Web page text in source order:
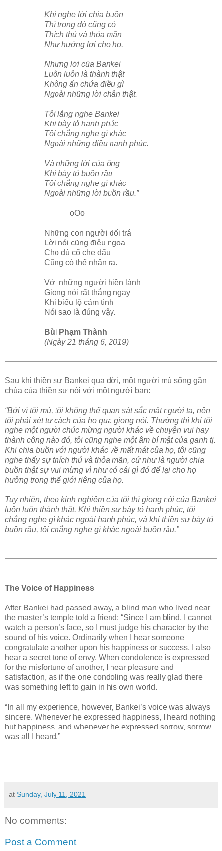
Khi nghe lời chia buồn
Thì trong đó cũng có
Thích thú và thỏa mãn
Như hưởng lợi cho họ.
Nhưng lời của Bankei
Luôn luôn là thành thật
Không ẩn chứa điều gì
Ngoài những lời chân thật.
Tôi lắng nghe Bankei
Khi bày tỏ hạnh phúc
Tôi chẳng nghe gì khác
Ngoài những điều hạnh phúc.
Và những lời của ông
Khi bày tỏ buồn rầu
Tôi chẳng nghe gì khác
Ngoài những lời buồn rầu.”
oOo
Những con người dối trá
Lời nói cũng điêu ngoa
Cho dù cố che dấu
Cũng có thể nhận ra.
Với những người hiền lành
Giọng nói rất thẳng ngay
Khi biểu lộ cảm tình
Nói sao là đúng vậy.
Bùi Phạm Thành
(Ngày 21 tháng 6, 2019)
Sau khi thiền sư Bankei qua đời, một người mù sống gần
chùa của thiền sư nói với một người bạn:
“Bởi vì tôi mù, tôi không thể quan sát sắc mặt người ta, nên
tôi phải xét tư cách của họ qua giọng nói. Thường thì khi tôi
nghe một người chúc mừng người khác về chuyện vui hay
thành công nào đó, tôi cũng nghe một âm bí mật của ganh tị.
Khi chia buồn với người khác về mất mát của họ, tôi cũng
nghe thấy sự thích thú và thỏa mãn, cứ như là người chia
buồn thật sự vui mừng vì như có cái gì đó để lại cho họ
hưởng trong thế giới riêng của họ.
Tuy nhiên, theo kinh nghiệm của tôi thì giọng nói của Bankei
luôn luôn thành thật. Khi thiền sư bày tỏ hạnh phúc, tôi
chẳng nghe gì khác ngoài hạnh phúc, và khi thiền sư bày tỏ
buồn rầu, tôi chẳng nghe gì khác ngoài buồn rầu.”
The Voice of Happiness
After Bankei had passed away, a blind man who lived near
the master’s temple told a friend: “Since I am blind, I cannot
watch a person’s face, so I must judge his character by the
sound of his voice. Ordinarily when I hear someone
congratulate another upon his happiness or success, I also
hear a secret tone of envy. When condolence is expressed
for the misfortune of another, I hear pleasure and
satisfaction, as if the one condoling was really glad there
was something left to gain in his own world.
“In all my experience, however, Bankei’s voice was always
sincere. Whenever he expressed happiness, I heard nothing
but happiness, and whenever he expressed sorrow, sorrow
was all I heard.”
at Sunday, July 11, 2021
No comments:
Post a Comment